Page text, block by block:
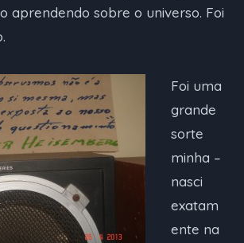
aprendendo sobre o universo. Foi
Foi uma
grande
sorte
minha –
nasci
exatam
ente na